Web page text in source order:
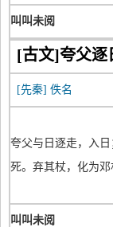
叫叫未阅
[古文]夸父逐
[先秦] 佚名
夸父与日逐走，入
死。弃其杖，化为邓
叫叫未阅